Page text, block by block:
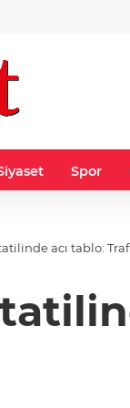
Spor
acı tablo: